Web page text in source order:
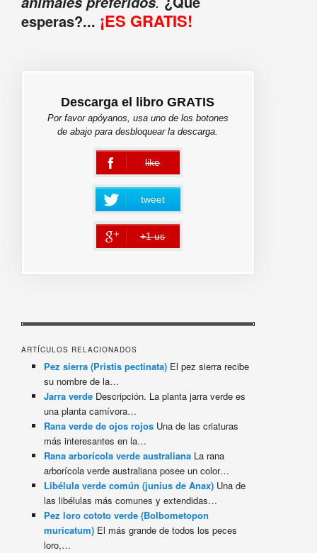
esperas?... ¡ES GRATIS!
Descarga el libro GRATIS
Por favor apóyanos, usa uno de los botones
de abajo para desbloquear la descarga.
like
error
tweet
+1 us
error
ARTÍCULOS RELACIONADOS
Pez sierra (Pristis pectinata) El pez sierra recibe
su nombre de la…
Jarra verde Descripción. La planta jarra verde es
una planta carnívora…
Rana verde de ojos rojos Una de las criaturas
más interesantes en la…
Rana arborícola verde australiana La rana
arborícola verde australiana posee un color…
Libélula verde común (junius de Anax) Una de
las libélulas más comunes y extendidas…
Pez loro cototo verde (Bolbometopon
muricatum) El más grande de todos los peces
loro,…